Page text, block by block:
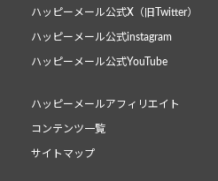
ハッピーメール公式X（旧Twitter）
ハッピーメール公式instagram
ハッピーメール公式YouTube
ハッピーメールアフィリエイト
コンテンツ一覧
サイトマップ